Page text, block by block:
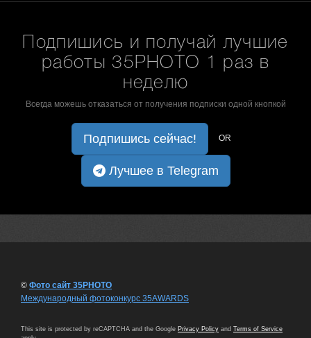
Подпишись и получай лучшие
работы 35PHOTO 1 раз в
неделю
Всегда можешь отказаться от получения подписки одной кнопкой
Подпишись сейчас! OR
Лучшее в Telegram
© Фото сайт 35PHOTO
Международный фотоконкурс 35AWARDS
This site is protected by reCAPTCHA and the Google Privacy Policy and Terms of Service